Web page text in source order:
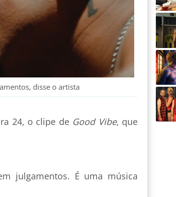
disse o artista
24, o clipe de Good Vibe, que
julgamentos. É uma música